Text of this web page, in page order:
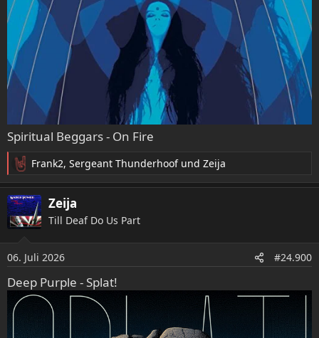
Spiritual Beggars - On Fire
R
e
a
k
t
n
e
n
:
Frank2, Sergeant Thunderhoofund Zeija
Zeija
Till Deaf Do Us Part
06. Juli 2026 #24.900
Deep Purple - Splat!